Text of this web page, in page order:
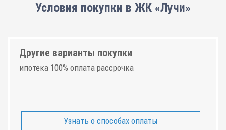
Условия покупки в ЖК «Лучи»
Другие варианты покупки
ипотека 100% оплата рассрочка
Узнать о способах оплаты